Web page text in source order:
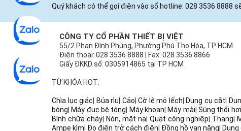
Quý khách có thể gọi điện vào số hotline: 028 3536 8888
CÔNG TY CỔ PHẦN THIẾT BỊ VIỆT
55/2 Phan Đình Phùng, Phường Phú Thọ Hòa, TP HCM
Điện thoại: 028 3536 8888 | Fax: 028 3536 8866
Giấy ĐKKD số: 0305914865 tại TP HCM
TỪ KHÓA HOT:
Chìa lục giác| Búa rìu| Cảo|Cờ lê mỏ lếch|Dụng cụ cắt|
bóng|Máy đục bê tông| Máy khoan|Máy mài| Súng thổi
Bình chữa cháy| Nón, mặt nạ| Quạt công nghiệp| Thang|
Ampe kìm| Đo điện trở cách điện| Đồng hồ vạn năng| Dụng